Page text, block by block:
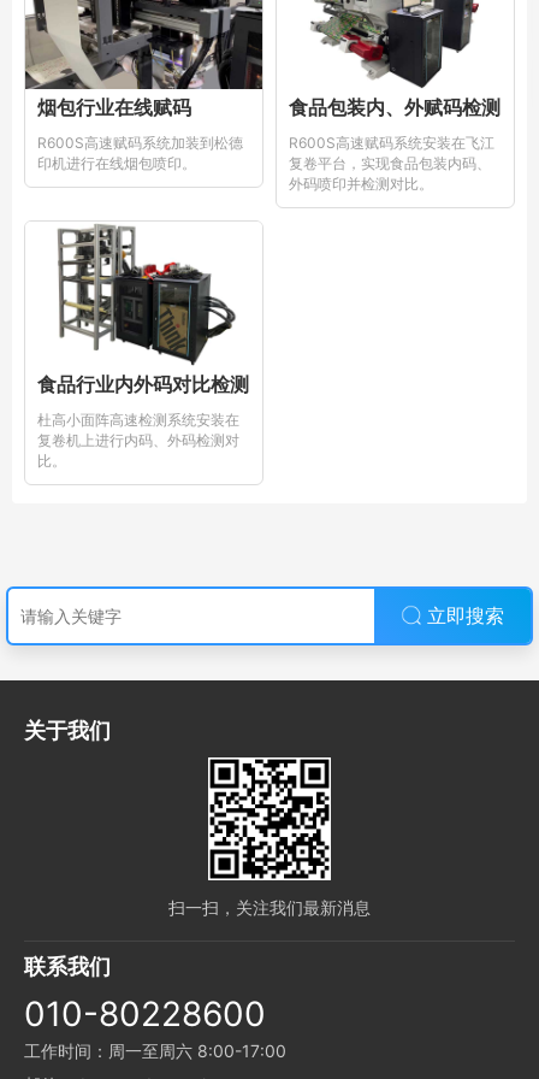
烟包行业在线赋码
R600S高速赋码系统加装到松德
印机进行在线烟包喷印。
食品包装内、外赋码检测
R600S高速赋码系统安装在飞江
复卷平台，实现食品包装内码、
外码喷印并检测对比。
食品行业内外码对比检测
杜高小面阵高速检测系统安装在
复卷机上进行内码、外码检测对
比。
立即搜索
关于我们
扫一扫，关注我们最新消息
联系我们
010-80228600
工作时间：周一至周六 8:00-17:00